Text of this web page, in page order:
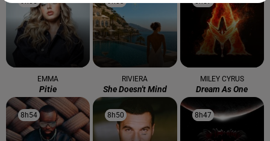
EMMA
Pitie
RIVIERA
She Doesn't Mind
MILEY CYRUS
Dream As One
8h54
8h54 8h50
8h50 8h47
8h47